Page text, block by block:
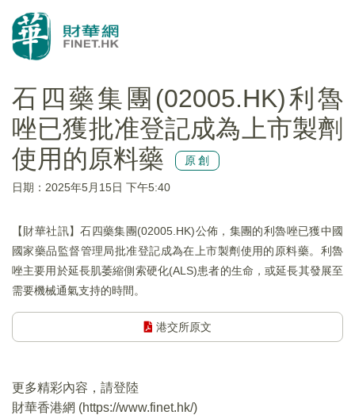
石四藥集團(02005.HK)利魯
唑已獲批准登記成為上市製劑
使用的原料藥
原創
日期：2025年5月15日 下午5:40
【財華社訊】石四藥集團(02005.HK)公佈，集團的利魯唑已獲中國
國家藥品監督管理局批准登記成為在上市製劑使用的原料藥。利魯
唑主要用於延長肌萎縮側索硬化(ALS)患者的生命，或延長其發展至
需要機械通氣支持的時間。
港交所原文
更多精彩內容，請登陸
財華香港網 (https://www.finet.hk/)